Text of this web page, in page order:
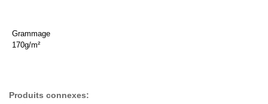
Grammage
170g/m²
Produits connexes: